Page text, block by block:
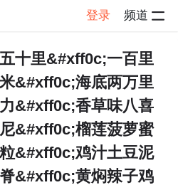
登录 频道
慨 帖子详情
十里&#xff0c;一百里
&#xff0c;海底两万里
&#xff0c;香草味八喜
&#xff0c;榴莲菠萝蜜
&#xff0c;鸡汁土豆泥
&#xff0c;黄焖辣子鸡